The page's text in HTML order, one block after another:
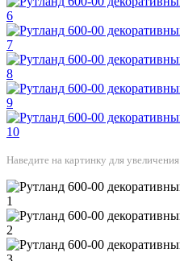
Наведите на картинку для увеличения